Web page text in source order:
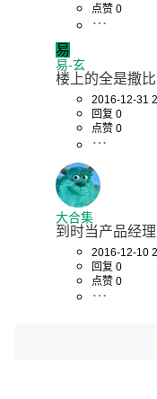
点赞 0
易
易-玄
楼上的全是撒比
2016-12-31
回复 0
点赞 0
大合集
到时当产品经
2016-12-10
回复 0
点赞 0